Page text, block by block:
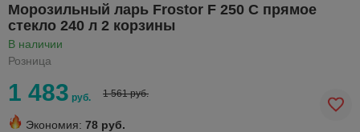
Морозильный ларь Frostor F 250 C прямое
стекло 240 л 2 корзины
В наличии
Розница
1 483 руб. 1 561 руб.
Экономия: 78 руб.